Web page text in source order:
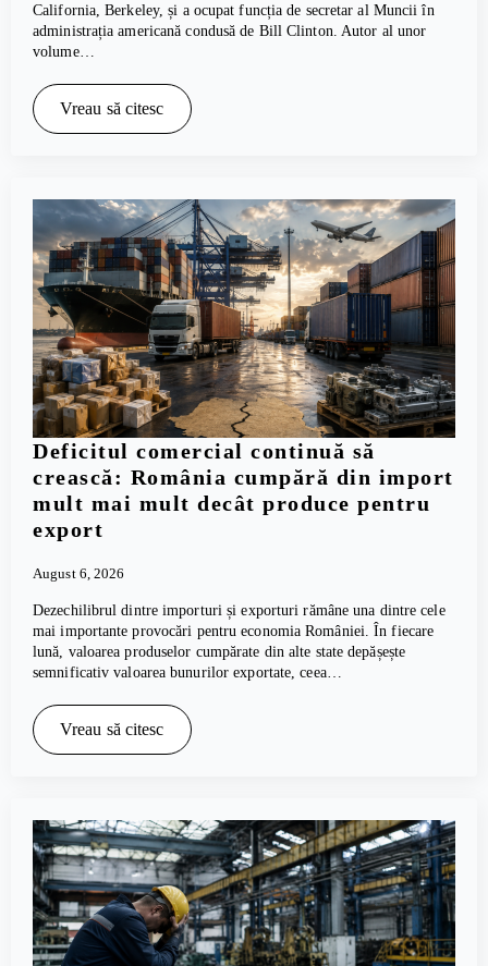
California, Berkeley, și a ocupat funcția de secretar al Muncii în
administrația americană condusă de Bill Clinton. Autor al unor
volume…
Vreau să citesc
Deficitul comercial continuă să
crească: România cumpără din import
mult mai mult decât produce pentru
export
August 6, 2026
Dezechilibrul dintre importuri și exporturi rămâne una dintre cele
mai importante provocări pentru economia României. În fiecare
lună, valoarea produselor cumpărate din alte state depășește
semnificativ valoarea bunurilor exportate, ceea…
Vreau să citesc